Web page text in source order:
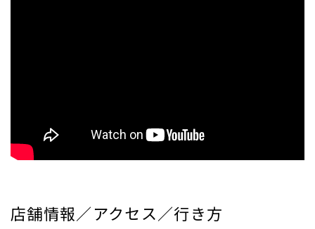
店舗情報／アクセス／行き方